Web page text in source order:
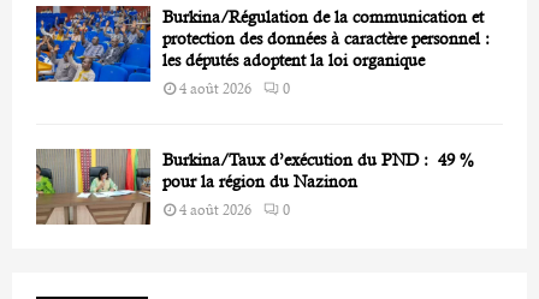
Burkina/Régulation de la communication et
protection des données à caractère personnel :
les députés adoptent la loi organique
4 août 2026 0
Burkina/Taux d’exécution du PND : 49 %
pour la région du Nazinon
4 août 2026 0